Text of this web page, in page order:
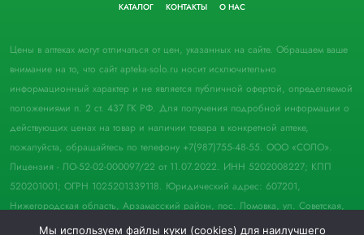
КАТАЛОГ КОНТАКТЫ О НАС
Цены в аптеках могут отличаться от цен, указанных на сайте. Обращаем ваше
внимание на то, что сайт apteka-solo.ru носит исключительно
информационный характер и не является публичной офертой, определяемой
положениями п. 2 ст. 437 ГК РФ. Для получения подробной информации о
действующих ценах на товар и наличии товара в конкретной аптеке,
пожалуйста, обращайтесь по телефону +7(987)755-48-55. ООО «СОЛО».
Лицензия - ЛО-52-02-000097/22 от 11.07.2022. ИНН 5202008227; КПП
520201001; ОГРН 1025201339118. Юридический адрес: 607201,
Нижегородская область, Арзамасский район, пос. Ломовка, ул. Советская,
д. 33, пом. 21.
Мы используем файлы куки (cookies) для наилучшего